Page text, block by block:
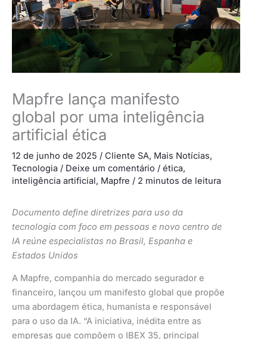
Mapfre lança manifesto
global por uma inteligência
artificial ética
12 de junho de 2025 / Cliente SA, Mais Notícias,
Tecnologia / Deixe um comentário / ética,
inteligência artificial, Mapfre / 2 minutos de leitura
Documento define diretrizes para uso da
tecnologia com foco em pessoas e novo centro de
IA reúne especialistas no Brasil, Espanha e
Estados Unidos
A Mapfre, companhia do mercado segurador e
financeiro, lançou um manifesto global que propõe
uma abordagem ética, humanista e responsável
para o uso da IA. “A iniciativa, inédita entre as
empresas que compõem o IBEX 35, principal